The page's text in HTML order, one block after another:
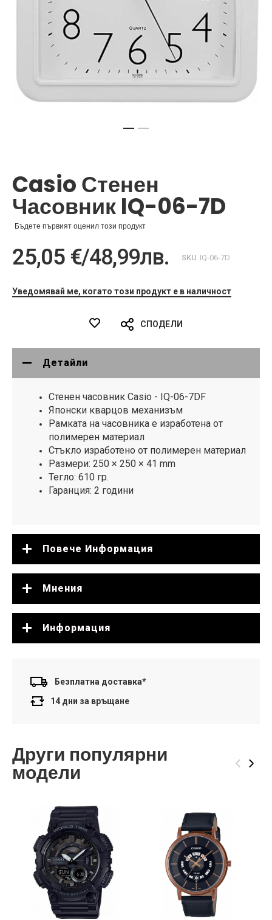
на
галерия
със
снимки
Casio Стенен
Часовник IQ-06-7D
Бъдете първият оценил този продукт
25,05 €/48,99лв. SKU IQ-06-7D
Уведомявай ме, когато този продукт е в наличност
СПОДЕЛИ
Детайли
Стенен часовник Casio - IQ-06-7DF
Японски кварцов механизъм
Рамката на часовника е изработена от
полимерен материал
Стъкло изработено от полимерен материал
Размери: 250 × 250 × 41 mm
Тегло: 610 гр.
Гаранция: 2 години
Повече Информация
Мнения
Информация
Безплатна доставка*
14 дни за връщане
Други популярни
модели ‹ ›